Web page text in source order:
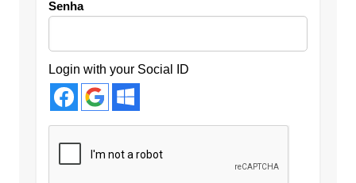
Senha
Login with your Social ID